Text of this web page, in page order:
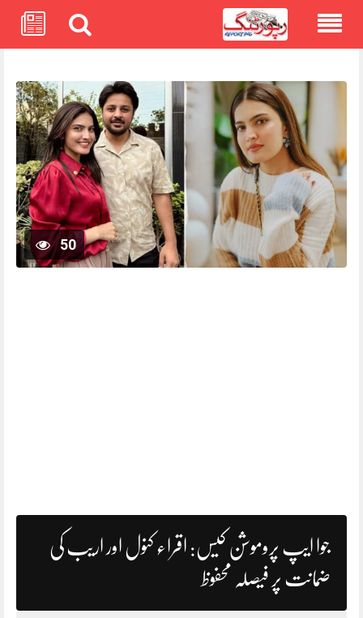
50
جوا ایپ پروموشن کیس: اقراء کنول اور اریب کی
ضمانت پر فیصلہ محفوظ